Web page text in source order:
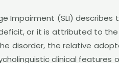
Impairment (SLI)
or it is attributed to
disorder, the relative
clinical features